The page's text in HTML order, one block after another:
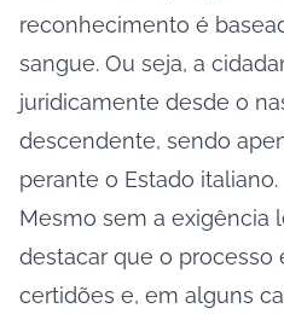
reconhecimento é
sangue. Ou seja, a
juridicamente desde o
descendente, sendo
perante o Estado italiano.
Mesmo sem a exigência
destacar que o
certidões e, em alguns